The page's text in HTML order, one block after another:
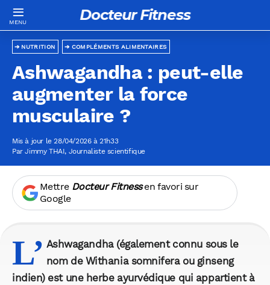
Docteur Fitness
COMPLÉMENTS ALIMENTAIRES
NUTRITION
Ashwagandha : peut-elle
augmenter la force
musculaire ?
Mis à jour le 28/04/2026 à 21h33
ParJimmy THAI, Journaliste scientifique
Mettre Docteur Fitnessen favori sur
Google
L’ Ashwagandha (également connu sous le
nom de Withania somnifera ou ginseng
indien) est une herbe ayurvédique qui appartient à